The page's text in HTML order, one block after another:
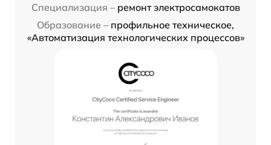
Специализация – ремонт электросамокатов
Образование – профильное техническое,
«Автоматизация технологических процессов»